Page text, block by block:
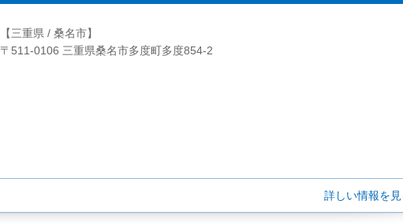
【三重県 / 桑名市】
〒511-0106 三重県桑名市多度町多度854-2
詳しい情報を